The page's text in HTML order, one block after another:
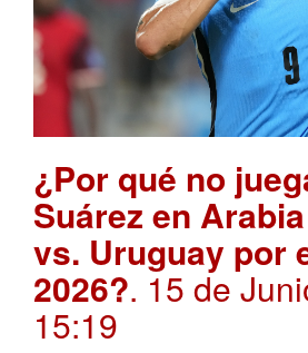
¿Por qué no
Suárez en
vs. Uruguay por
2026?. 15 de
15:19